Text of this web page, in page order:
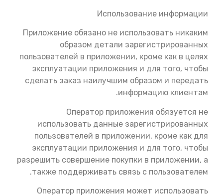
Использование информации
Приложение обязано не использовать никаким
образом детали зарегистрированных
пользователей в приложении, кроме как в целях
эксплуатации приложения и для того, чтобы
сделать заказ наилучшим образом и передать
информацию клиентам.
Оператор приложения обязуется не
использовать данные зарегистрированных
пользователей в приложении, кроме как для
эксплуатации приложения и для того, чтобы
разрешить совершение покупки в приложении, а
также поддерживать связь с пользователем.
Оператор приложения может использовать